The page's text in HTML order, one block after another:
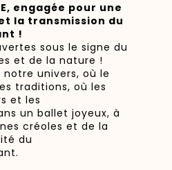
engagée pour une
la transmission du
!
sous le signe du
et de la nature !
univers, où le
traditions, où les
et les
un ballet joyeux, à
créoles et de la
du